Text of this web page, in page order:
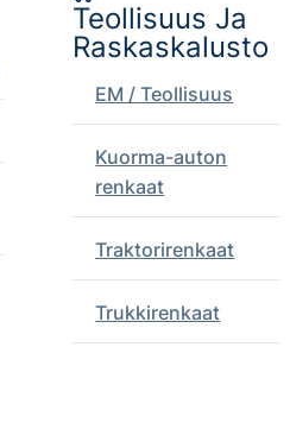
Teollisuus Ja
Raskaskalusto
EM / Teollisuus
Kuorma-auton
renkaat
Traktorirenkaat
Trukkirenkaat